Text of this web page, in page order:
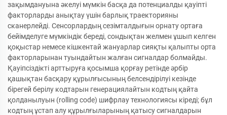
зақымдануына әкелуі мүмкін басқа да потенциалды қауіпті
факторларды анықтау үшін барлық траекторияны
сканерлейді. Сенсорлардың сезімталдығын орнату ортаға
бейімделуге мүмкіндік береді, сондықтан желмен ұшып келген
қоқыстар немесе кішкентай жануарлар сияқты қалыпты орта
факторларынан туындайтын жалған сигналдар болмайды.
Қауіпсіздікті арттыруға қосымша қорғау ретінде әрбір
қашықтан басқару құрылғысының белсендірілуі кезінде
бірегей берілу кодтарын генерациялайтын кодтың қайта
қолданылуын (rolling code) шифрлау технологиясы кіреді; бұл
кодтың ұстап алу құрылғыларының қатысу сигналдарын